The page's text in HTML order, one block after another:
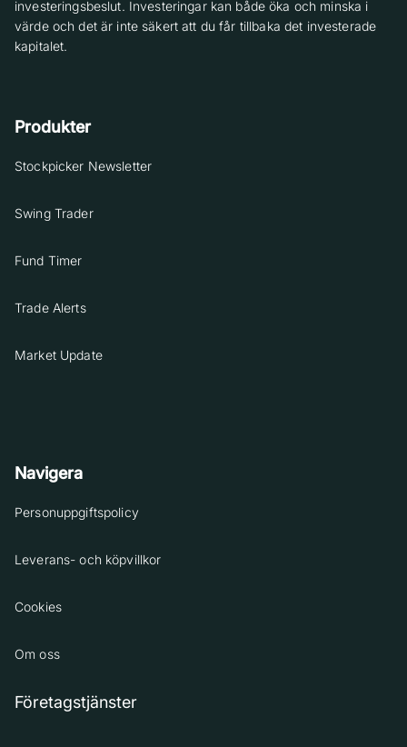
investeringsbeslut. Investeringar kan både öka och minska i
värde och det är inte säkert att du får tillbaka det investerade
kapitalet.
Produkter
Stockpicker Newsletter
Swing Trader
Fund Timer
Trade Alerts
Market Update
Navigera
Personuppgiftspolicy
Leverans- och köpvillkor
Cookies
Om oss
Företagstjänster